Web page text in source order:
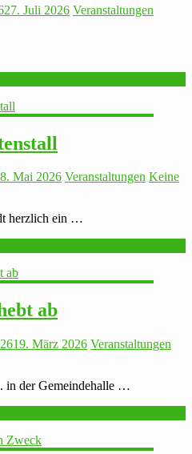
27. Juli 2026 Veranstaltungen
8. Mai 2026 Veranstaltungen Keine
herzlich ein …
ab
19. März 2026 Veranstaltungen
in der Gemeindehalle …